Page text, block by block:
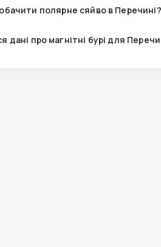
полярне сяйво в Перечині?
дані про магнітні бурі для